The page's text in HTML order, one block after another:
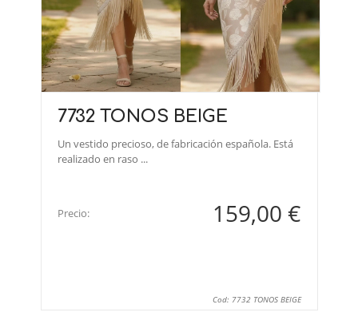
7732 TONOS BEIGE
Un vestido precioso, de fabricación española. Está
realizado en raso ...
Precio: 159,00 €
Cod: 7732 TONOS BEIGE